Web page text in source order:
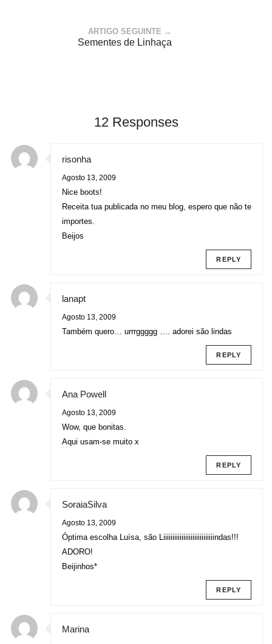
ARTIGO SEGUINTE →
Sementes de Linhaça
12 Responses
risonha
Agosto 13, 2009
Nice boots!
Receita tua publicada no meu blog, espero que não te
importes.
Beijos
REPLY
lanapt
Agosto 13, 2009
Também quero… urrrggggg …. adorei são lindas
REPLY
Ana Powell
Agosto 13, 2009
Wow, que bonitas.
Aqui usam-se muito x
REPLY
SoraiaSilva
Agosto 13, 2009
Óptima escolha Luísa, são Liiiiiiiiiiiiiiiiiiiiiiiiiiiindas!!!
ADORO!
Beijinhos*
REPLY
Marina